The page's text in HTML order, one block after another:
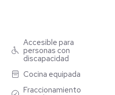
Arte Moderno, Museo
sobre Paseo de la Reforma,
ofrece 104 lujosos
que van de una a tres
115 residencias totalmente
Accesible para
personas con
discapacidad
Cocina equipada
Fraccionamiento